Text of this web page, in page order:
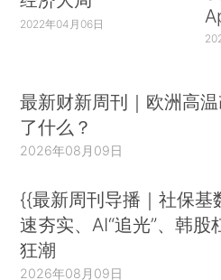
2022年04月06日
最新财新周刊｜欧洲高
了什么？
2026年08月09日
{{最新周刊导播｜社保基
速夯实、AI“追光”、韩股
狂潮
2026年08月09日